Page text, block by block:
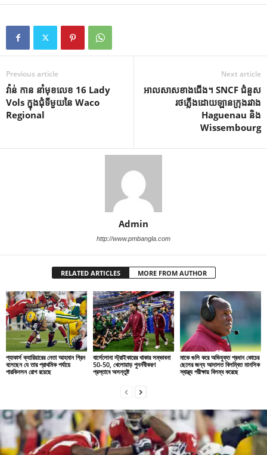
Previous article
វ៉ាន់ កាន នាំមុខលេខ 16 Lady
Vols ក្នុងជុំទីមួយនៃ Waco
Regional
Next article
អាលសាសខាងជើង។ SNCF ជំនួស
រថភ្លើងដោយឡានក្រុងរវាង
Haguenau និង
Wissembourg
Admin
http://www.pmbangla.com
RELATED ARTICLES MORE FROM AUTHOR
প্যাকার্স ক্যারিয়ারের নেতা আহমান গ্রিন
বলেছেন যে তার প্রাথমিক পর্যায়ে
পারকিনসন রোগ রয়েছে
বার্সেলোনা স্ট্রাইকারের থাকার সম্ভাবনা
50-50, খেলোয়াড় পুনর্নবীকরণ
প্রস্তাবে অসন্তুষ্ট
মাকে গুলি করে অভিযুক্ত প্রধান কোচের
ছেলের জন্য আদালত বিলম্বিত মানসিক
স্বাস্থ্য পরীক্ষায় বিলম্ব করেছে